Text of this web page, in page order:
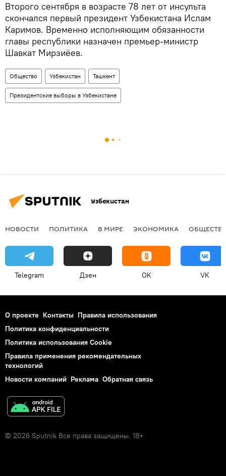
Второго сентября в возрасте 78 лет от инсульта
скончался первый президент Узбекистана Ислам
Каримов. Временно исполняющим обязанности
главы республики назначен премьер-министр
Шавкат Мирзиёев.
Общество Узбекистан Ташкент
Президентские выборы в Узбекистане
Узбекистан
НОВОСТИ ПОЛИТИКА В МИРЕ ЭКОНОМИКА
Telegram Дзен OK VK
О проекте Контакты Правила использования
Политика конфиденциальности
Политика использования Cookie
Правила применения рекомендательных
технологий
Новости компаний Реклама Обратная связь
© 2026 Sputnik Все права защищены. 18+